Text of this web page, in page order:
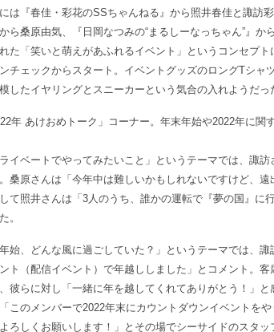
には『春佳・彩花のSSちゃんねる』から照井春佳と諏訪
ら桑原由気、『日岡なつみの“まるしーなっちゃん”』か
た「笑いと萌えがあふれるイベント」というコンセプ
チェックからスタート。イベントグッズのロングTシャ
したイヤリングとスニーカーという気合の入れようだっ
年 あけおめトーク」コーナー。年末年始や2022年に関
ライベートでやってみたいこと」というテーマでは、諏
桑原さんは「今年中は難しいかもしれないですけど、
て照井さんは「3人のうち、誰かの運転で『夢の国』に
。
始、どんな風に過ごしていた？」というテーマでは、
ト（配信イベント）で年越ししました」とコメント。
彼らに対し「一緒に年を越してくれてありがとう！」
このメンバーで2022年末にカウントダウンイベントをや
よろしくお願いします！」とその場でシーサイドのスタッ